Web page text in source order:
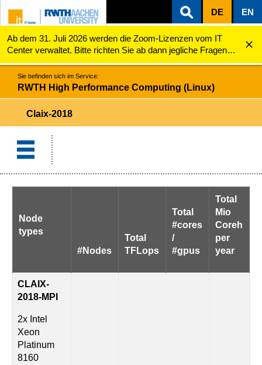
ZUM INHALTSBEREICH
ZUR HAUPTNAVIGATION
ZUR SUCHE
DE EN
Ab dem 31. Juli 2026 werden die Zoom-Lizenzen vom IT
Center verwaltet. Bitte richten Sie ab dann jegliche Fragen
zu den Zoom-Lizenzen (z.B. Probleme mit dem Login) an
servicedesk@itc.rwth-aachen.de.
RWTH High Performance Computing (Linux) Claix-2018
Sie befinden sich im Service:
RWTH High Performance Computing (Linux)
Claix-2018
Node
types
#Nodes
Total
TFLops
Total
#cores
/
#gpus
Total
Mio
Coreh
per
year
CLAIX-
2018-MPI
2x Intel
Xeon
Platinum
8160